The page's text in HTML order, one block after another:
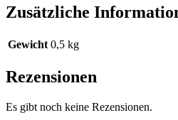
Zusätzliche
Gewicht 0,5 kg
Rezensionen
Es gibt noch keine Rezensionen.